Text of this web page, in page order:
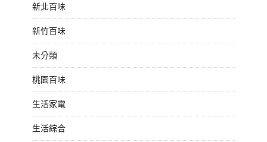
新北百味
新竹百味
未分類
桃園百味
生活家電
生活綜合